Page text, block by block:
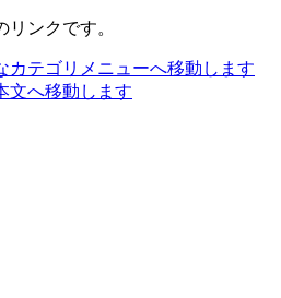
ンクです。
カテゴリメニューへ移動します
文へ移動します